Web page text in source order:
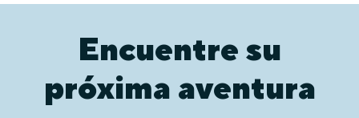
Encuentre su
próxima aventura